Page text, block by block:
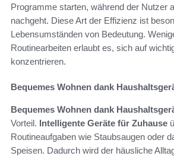
Programme starten, während der Nutzer
nachgeht. Diese Art der Effizienz ist
Lebensumständen von Bedeutung.
Routinearbeiten erlaubt es, sich auf
konzentrieren.
Bequemes Wohnen dank
Bequemes Wohnen dank
Vorteil. Intelligente Geräte für Zuhause
Routineaufgaben wie Staubsaugen oder
Speisen. Dadurch wird der häusliche